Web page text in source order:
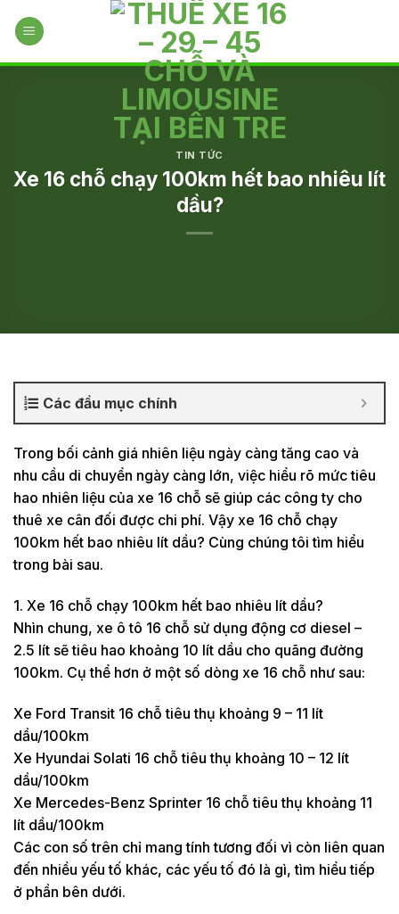
TIN TỨC
Xe 16 chỗ chạy 100km hết bao nhiêu lít
dầu?
Các đầu mục chính
Trong bối cảnh giá nhiên liệu ngày càng tăng cao và
nhu cầu di chuyển ngày càng lớn, việc hiểu rõ mức tiêu
hao nhiên liệu của xe 16 chỗ sẽ giúp các công ty cho
thuê xe cân đối được chi phí. Vậy xe 16 chỗ chạy
100km hết bao nhiêu lít dầu? Cùng chúng tôi tìm hiểu
trong bài sau.
1. Xe 16 chỗ chạy 100km hết bao nhiêu lít dầu?
Nhìn chung, xe ô tô 16 chỗ sử dụng động cơ diesel –
2.5 lít sẽ tiêu hao khoảng 10 lít dầu cho quãng đường
100km. Cụ thể hơn ở một số dòng xe 16 chỗ như sau:
Xe Ford Transit 16 chỗ tiêu thụ khoảng 9 – 11 lít
dầu/100km
Xe Hyundai Solati 16 chỗ tiêu thụ khoảng 10 – 12 lít
dầu/100km
Xe Mercedes-Benz Sprinter 16 chỗ tiêu thụ khoảng 11
lít dầu/100km
Các con số trên chỉ mang tính tương đối vì còn liên quan
đến nhiều yếu tố khác, các yếu tố đó là gì, tìm hiểu tiếp
ở phần bên dưới.